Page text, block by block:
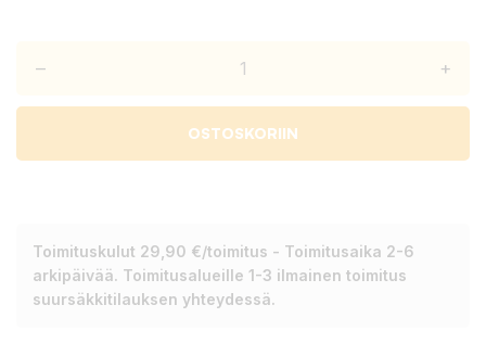
– +
OSTOSKORIIN
Toimituskulut 29,90 €/toimitus - Toimitusaika 2-6
arkipäivää. Toimitusalueille 1-3 ilmainen toimitus
suursäkkitilauksen yhteydessä.